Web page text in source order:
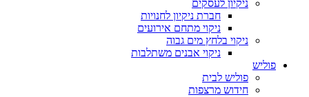
ניקיון לעסקים
חברת ניקיון לחנויות
ניקוי מתחם אירועים
ניקוי בלחץ מים גבוה
ניקוי אבנים משתלבות
פוליש
פוליש לבית
חידוש מרצפות